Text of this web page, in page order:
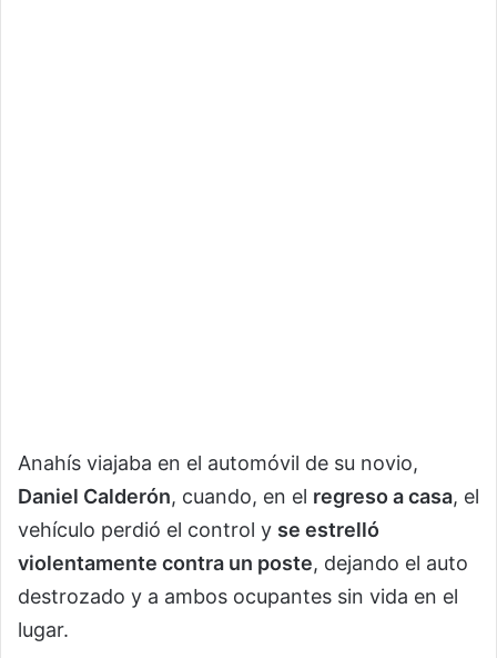
Anahís viajaba en el automóvil de su novio,
Daniel Calderón, cuando, en el regreso a casa, el
vehículo perdió el control y se estrelló
violentamente contra un poste, dejando el auto
destrozado y a ambos ocupantes sin vida en el
lugar.